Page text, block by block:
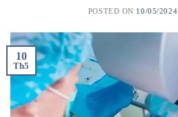
POSTED ON 10/05/2024
10
Th5